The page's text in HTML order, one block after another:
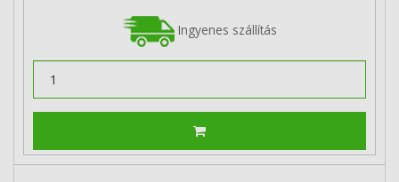
Ingyenes szállítás